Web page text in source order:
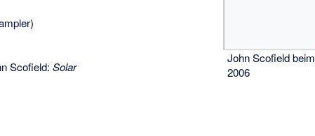
John Scofield beim
2006
Scofield: Solar